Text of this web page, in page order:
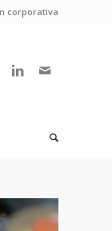
corporativa